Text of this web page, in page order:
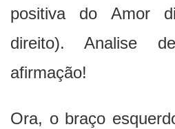
positiva do Amor
direito). Analise
afirmação!
Ora, o braço